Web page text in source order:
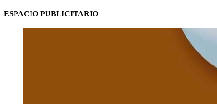
ESPACIO PUBLICITARIO